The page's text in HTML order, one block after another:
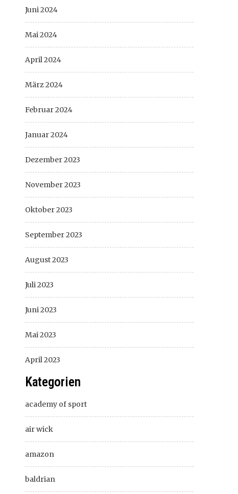
Juni 2024
Mai 2024
April 2024
März 2024
Februar 2024
Januar 2024
Dezember 2023
November 2023
Oktober 2023
September 2023
August 2023
Juli 2023
Juni 2023
Mai 2023
April 2023
Kategorien
academy of sport
air wick
amazon
baldrian